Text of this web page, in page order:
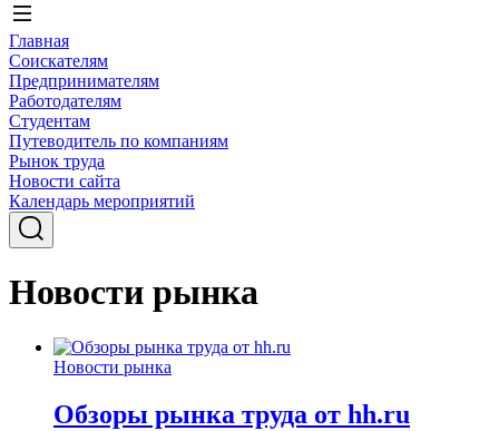
Главная
Соискателям
Предпринимателям
Работодателям
Студентам
Путеводитель по компаниям
Рынок труда
Новости сайта
Календарь мероприятий
Новости рынка
Новости рынка
Обзоры рынка труда от hh.ru